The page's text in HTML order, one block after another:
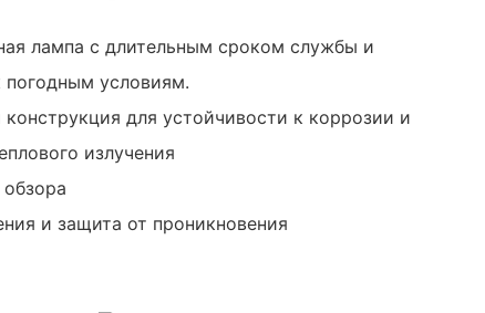
лампа с длительным сроком службы и
условиям.
для устойчивости к коррозии и
излучения
и защита от проникновения